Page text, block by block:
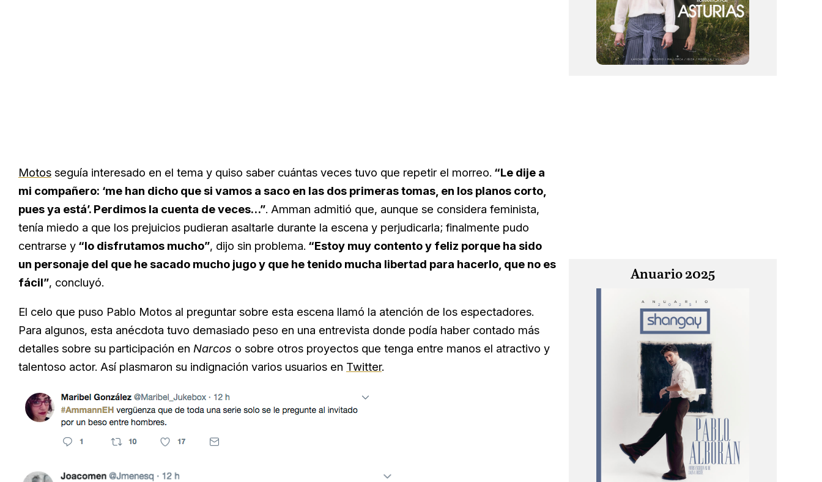
Motos seguía interesado en el tema y quiso saber cuántas veces tuvo que repetir el morreo. “Le dije a
mi compañero: ‘me han dicho que si vamos a saco en las dos primeras tomas, en los planos corto,
pues ya está’. Perdimos la cuenta de veces…”. Amman admitió que, aunque se considera feminista,
tenía miedo a que los prejuicios pudieran asaltarle durante la escena y perjudicarla; finalmente pudo
centrarse y “lo disfrutamos mucho”, dijo sin problema. “Estoy muy contento y feliz porque ha sido
un personaje del que he sacado mucho jugo y que he tenido mucha libertad para hacerlo, que no es
fácil”, concluyó.
El celo que puso Pablo Motos al preguntar sobre esta escena llamó la atención de los espectadores.
Para algunos, esta anécdota tuvo demasiado peso en una entrevista donde podía haber contado más
detalles sobre su participación en Narcos o sobre otros proyectos que tenga entre manos el atractivo y
talentoso actor. Así plasmaron su indignación varios usuarios en Twitter.
Anuario 2025